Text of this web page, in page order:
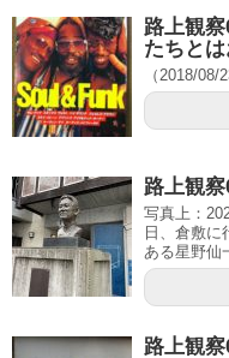
路上観
たちと
（2018/08/
路上観
写真上：
日、倉敷に
ある星野仙
路上観察